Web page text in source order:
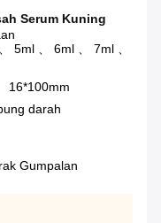
Serum Kuning
5ml 、 6ml 、 7ml 、
16*100mm
darah
Gumpalan